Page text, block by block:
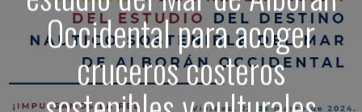
Occidental para acoger
cruceros costeros